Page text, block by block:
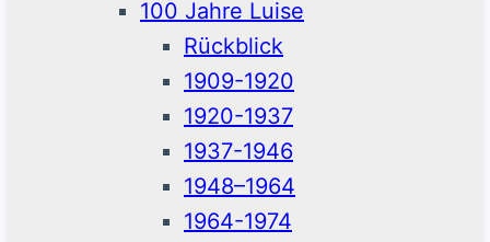
100 Jahre Luise
Rückblick
1909-1920
1920-1937
1937-1946
1948–1964
1964-1974